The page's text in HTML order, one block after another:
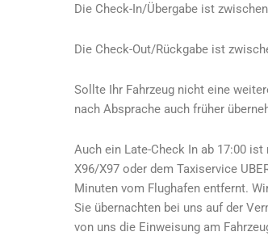
Die Check-In/Übergabe ist
Die Check-Out/Rückgabe ist
Sollte Ihr Fahrzeug nicht eine
nach Absprache auch früher
Auch ein Late-Check In ab 17:00
X96/X97 oder dem Taxiservice
Minuten vom Flughafen entfernt.
Sie übernachten bei uns auf der
von uns die Einweisung am